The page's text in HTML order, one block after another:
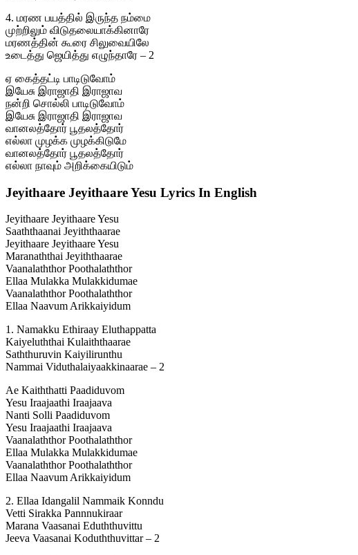
4. மரண பயத்தில் இருந்த நம்மை
முற்றிலும் விடுதலையாக்கினாரே
மரணத்தின் கூரை சிலுவையிலே
உடைத்து ஜெயித்து எழுந்தாரே – 2
ஏ கைத்தட்டி பாடிடுவோம்
இயேசு இராஜாதி இராஜாவ
நன்றி சொல்லி பாடிடுவோம்
இயேசு இராஜாதி இராஜாவ
வானலத்தோர் பூதலத்தோர்
எல்லா முழக்க முழக்கிடுமே
வானலத்தோர் பூதலத்தோர்
எல்லா நாவும் அறிக்கையிடும்
Jeyithaare Jeyithaare Yesu Lyrics In English
Jeyithaare Jeyithaare Yesu
Saaththaanai Jeyiththaarae
Jeyithaare Jeyithaare Yesu
Maranaththai Jeyiththaarae
Vaanalaththor Poothalaththor
Ellaa Mulakka Mulakkidumae
Vaanalaththor Poothalaththor
Ellaa Naavum Arikkaiyidum
1. Namakku Ethiraay Eluthappatta
Kaiyeluththai Kulaiththaarae
Saththuruvin Kaiyilirunthu
Nammai Viduthalaiyaakkinaarae – 2
Ae Kaiththatti Paadiduvom
Yesu Iraajaathi Iraajaava
Nanti Solli Paadiduvom
Yesu Iraajaathi Iraajaava
Vaanalaththor Poothalaththor
Ellaa Mulakka Mulakkidumae
Vaanalaththor Poothalaththor
Ellaa Naavum Arikkaiyidum
2. Ellaa Idangalil Nammaik Konndu
Vetti Sirakka Pannnukiraar
Marana Vaasanai Eduththuvittu
Jeeva Vaasanai Koduththuvittar – 2